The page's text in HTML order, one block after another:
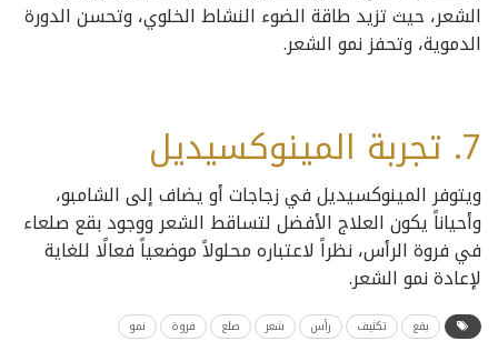
الشعر، حيث تزيد طاقة الضوء النشاط الخلوي، وتحسن الدورة
الدموية، وتحفز نمو الشعر.
7. تجربة المينوكسيديل
ويتوفر المينوكسيديل في زجاجات أو يضاف إلى الشامبو،
وأحياناً يكون العلاج الأفضل لتساقط الشعر ووجود بقع صلعاء
في فروة الرأس، نظراً لاعتباره محلولاً موضعياً فعالًا للغاية
لإعادة نمو الشعر.
بقع تكثيف رأس شعر صلع فروة نمو